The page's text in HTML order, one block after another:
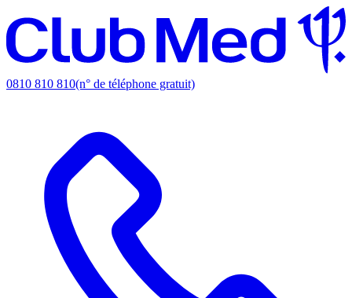
0810 810 810(n° de téléphone gratuit)